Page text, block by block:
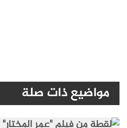
مواضيع ذات صلة